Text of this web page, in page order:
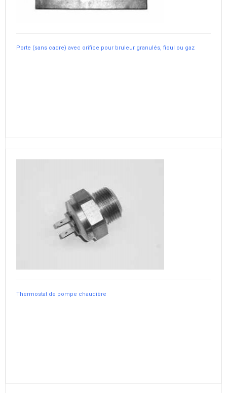
Porte (sans cadre) avec orifice pour bruleur granulés, fioul ou gaz
Thermostat de pompe chaudière